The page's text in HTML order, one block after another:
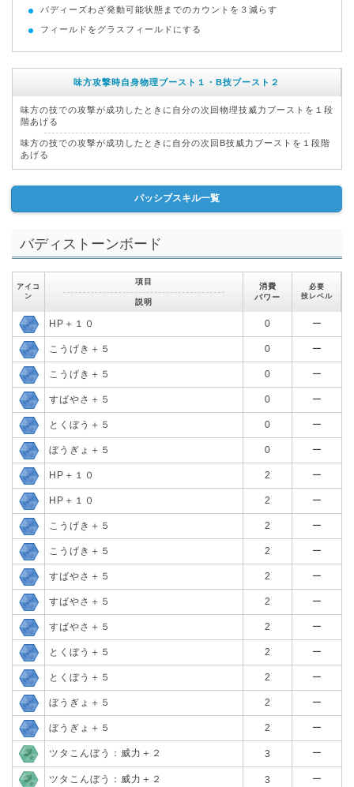
バディーズわざ発動可能状態までのカウントを３減らす
フィールドをグラスフィールドにする
味方攻撃時自身物理ブースト１・B技ブースト２
味方の技での攻撃が成功したときに自分の次回物理技威力ブーストを１段
階あげる
味方の技での攻撃が成功したときに自分の次回B技威力ブーストを１段階
あげる
パッシブスキル一覧
バディストーンボード
アイコ
ン
項目
説明
消費
パワー
必要
技レベル
HP＋１０ 0 ー
こうげき＋５ 0 ー
こうげき＋５ 0 ー
すばやさ＋５ 0 ー
とくぼう＋５ 0 ー
ぼうぎょ＋５ 0 ー
HP＋１０ 2 ー
HP＋１０ 2 ー
こうげき＋５ 2 ー
こうげき＋５ 2 ー
すばやさ＋５ 2 ー
すばやさ＋５ 2 ー
すばやさ＋５ 2 ー
とくぼう＋５ 2 ー
とくぼう＋５ 2 ー
ぼうぎょ＋５ 2 ー
ぼうぎょ＋５ 2 ー
ツタこんぼう：威力＋２ 3 ー
ツタこんぼう：威力＋２ 3 ー